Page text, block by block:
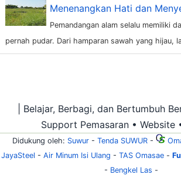
Menenangkan Hati dan
Pemandangan alam selalu memiliki
pernah pudar. Dari hamparan sawah yang hijau,
| Belajar, Berbagi, dan Bertumbuh
Support Pemasaran • Website
Didukung oleh: Suwur - Tenda SUWUR -
JayaSteel - Air Minum Isi Ulang - TAS Omasae-
- Bengkel Las -